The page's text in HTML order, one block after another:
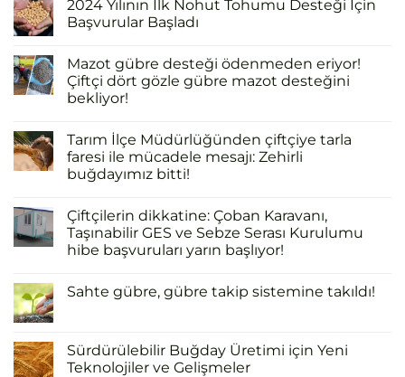
2024 Yılının İlk Nohut Tohumu Desteği İçin
Başvurular Başladı
Mazot gübre desteği ödenmeden eriyor!
Çiftçi dört gözle gübre mazot desteğini
bekliyor!
Tarım İlçe Müdürlüğünden çiftçiye tarla
faresi ile mücadele mesajı: Zehirli
buğdayımız bitti!
Çiftçilerin dikkatine: Çoban Karavanı,
Taşınabilir GES ve Sebze Serası Kurulumu
hibe başvuruları yarın başlıyor!
Sahte gübre, gübre takip sistemine takıldı!
Sürdürülebilir Buğday Üretimi için Yeni
Teknolojiler ve Gelişmeler